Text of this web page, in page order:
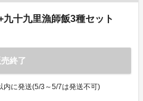
九十九里漁師飯3種セット
売終了
内に発送(5/3～5/7は発送不可)